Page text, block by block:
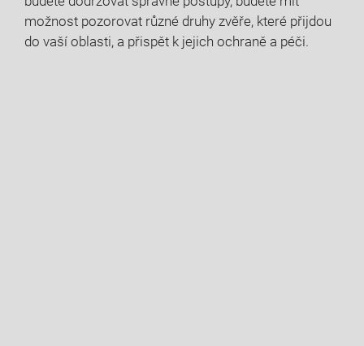
možnost pozorovat ⁢různé druhy zvěře, které přijdou
do vaší oblasti, a přispět k jejich ochraně a péči.